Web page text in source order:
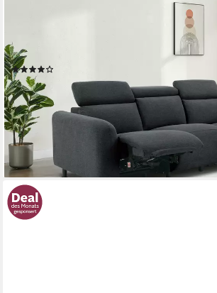
3-Sitzer SKAANE Struktur-Sofa, 229 cm,
Relaxfunktion, Relax-Funktion in 2 Sitzen,
Federkernpolsterung
ab 959,99 € UVP1.999,99 €
-52%
lieferbar - in 6-8 Werktagen bei dir